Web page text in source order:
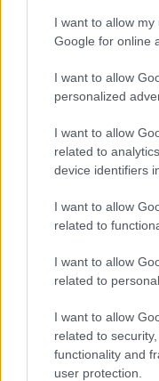
I want to allow
Google for online
I want to allow
personalized
I want to allow
related to
device identifiers
I want to allow
related to
I want to allow
related to
I want to allow
related to
functionality and
user protection.
vivo: un
Olbia,
esplode
Pausa
soluzione
Monte